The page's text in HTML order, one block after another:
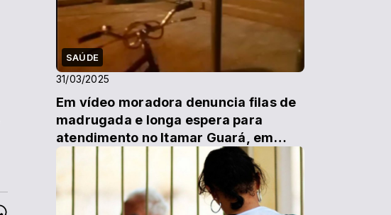
SAÚDE
31/03/2025
Em vídeo moradora denuncia filas de
madrugada e longa espera para
atendimento no Itamar Guará, em
Grajaú